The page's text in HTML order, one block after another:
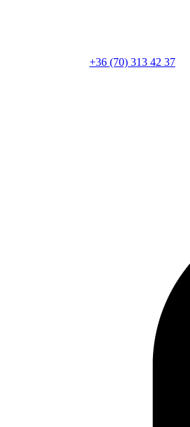
+36 (70) 313 42 37